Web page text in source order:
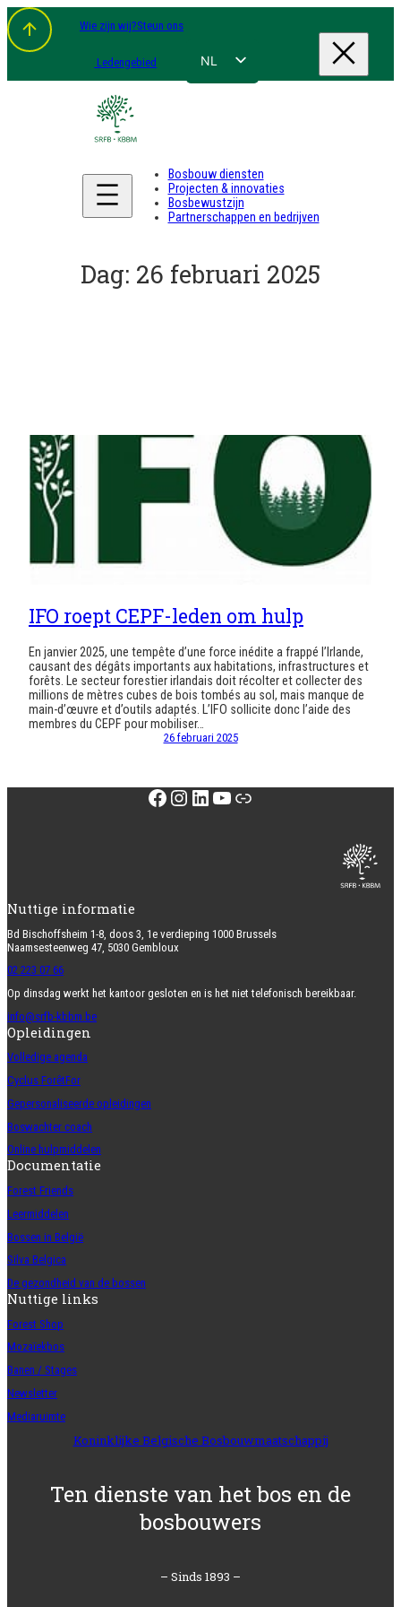
Spring
naar
de
inhoud
Wie zijn wij?Steun ons
Ledengebied NL
DE
Bosbouw diensten
Projecten & innovaties
Bosbewustzijn
Partnerschappen en bedrijven
Dag: 26 februari 2025
IFO roept CEPF-leden om hulp
En janvier 2025, une tempête d’une force inédite a frappé l’Irlande,
causant des dégâts importants aux habitations, infrastructures et
forêts. Le secteur forestier irlandais doit récolter et collecter des
millions de mètres cubes de bois tombés au sol, mais manque de
main-d’œuvre et d’outils adaptés. L’IFO sollicite donc l’aide des
membres du CEPF pour mobiliser…
26 februari 2025
Facebook
Instagram
LinkedIn
YouTube
Link
Nuttige informatie
Bd Bischoffsheim 1-8, doos 3, 1e verdieping 1000 Brussels
Naamsesteenweg 47, 5030 Gembloux
02 223 07 66
Op dinsdag werkt het kantoor gesloten en is het niet telefonisch bereikbaar.
info@srfb-kbbm.be
Opleidingen
Volledige agenda
Cyclus ForêtFor
Gepersonaliseerde opleidingen
Boswachter coach
Online hulpmiddelen
Documentatie
Forest Friends
Leermiddelen
Bossen in België
Silva Belgica
De gezondheid van de bossen
Nuttige links
Forest Shop
Mozaïekbos
Banen / Stages
Newsletter
Mediaruimte
Koninklijke Belgische Bosbouwmaatschappij
Ten dienste van het bos en de
bosbouwers
– Sinds 1893 –